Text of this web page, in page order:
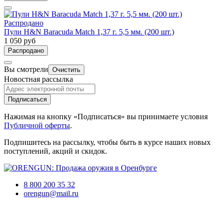
Распродано
Пули H&N Baracuda Match 1,37 г. 5,5 мм. (200 шт.)
1 050 руб
Распродано
Вы смотрели Очистить
Новостная рассылка
Подписаться
Нажимая на кнопку «Подписаться» вы принимаете условия
Публичной оферты.
Подпишитесь на рассылку, чтобы быть в курсе наших новых
поступлений, акций и скидок.
8 800 200 35 32
orengun@mail.ru